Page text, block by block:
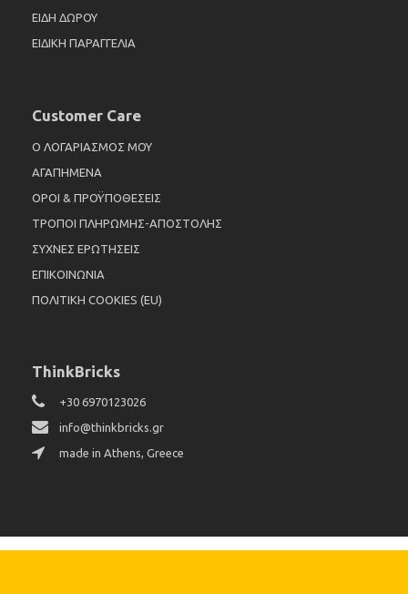
ΕΙΔΗ ΔΩΡΟΥ
ΕΙΔΙΚΗ ΠΑΡΑΓΓΕΛΙΑ
Customer Care
Ο ΛΟΓΑΡΙΑΣΜΟΣ ΜΟΥ
ΑΓΑΠΗΜΕΝΑ
ΟΡΟΙ & ΠΡΟΫΠΟΘΕΣΕΙΣ
ΤΡΟΠΟΙ ΠΛΗΡΩΜΗΣ-ΑΠΟΣΤΟΛΗΣ
ΣΥΧΝΕΣ ΕΡΩΤΗΣΕΙΣ
ΕΠΙΚΟΙΝΩΝΙΑ
ΠΟΛΙΤΙΚΗ COOKIES (EU)
ThinkBricks
+30 6970123026
info@thinkbricks.gr
made in Athens, Greece